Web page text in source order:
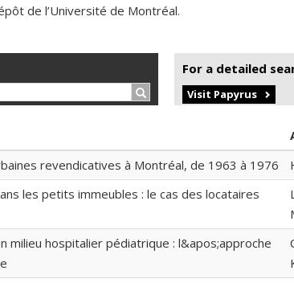
de l’Université de Montréal.
Search…
For a detailed
Visit Papyrus
order order
revendicatives à Montréal, de 1963 à 1976
les petits immeubles : le cas des locataires
milieu hospitalier pédiatrique : l&apos;approche